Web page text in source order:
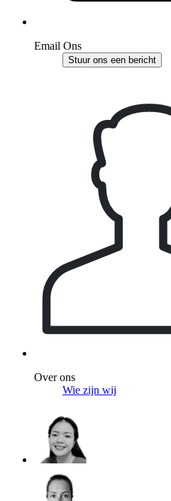
Email Ons
Stuur ons een bericht
Over ons
Wie zijn wij